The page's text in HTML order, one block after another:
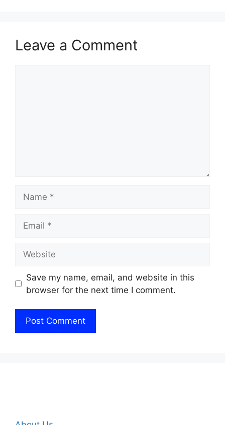
Leave a Comment
Save my name, email, and website in this
browser for the next time I comment.